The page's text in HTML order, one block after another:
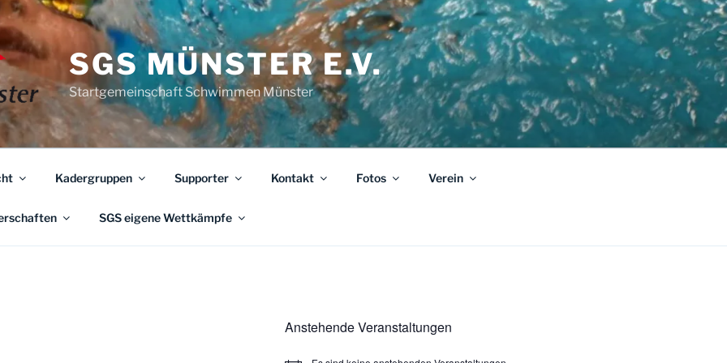
SGS MÜNSTER E.V.
Startgemeinschaft Schwimmen Münster
Kadergruppen Supporter Kontakt Fotos Verein
SGS eigene Wettkämpfe
Anstehende Veranstaltungen